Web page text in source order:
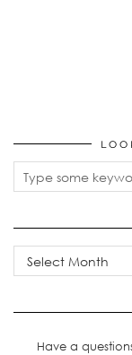
Archives
Have a